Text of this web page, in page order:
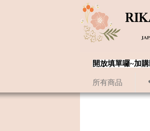
所有商品
開放填單囉~加